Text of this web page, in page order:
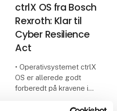
ctrlX OS fra Bosch
Rexroth: Klar til
Cyber Resilience
Act
• Operativsystemet ctrlX
OS er allerede godt
forberedt på kravene i